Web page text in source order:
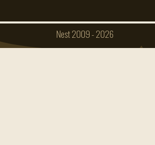
Nest 2009 - 2026